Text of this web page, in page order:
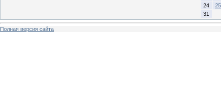
24
25
31
Полная версия сайта